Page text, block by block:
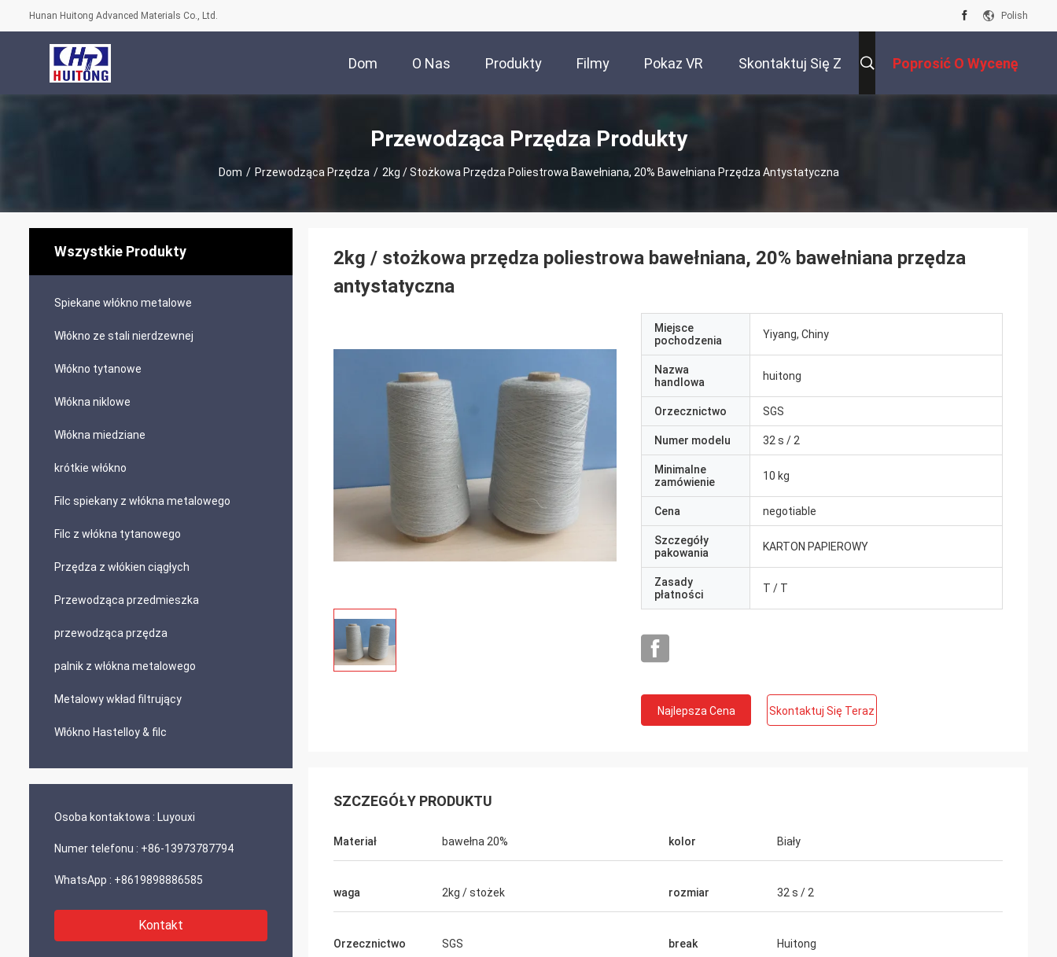
Hunan Huitong Advanced Materials Co., Ltd. Polish
Dom O Nas Produkty Filmy Pokaz VR Skontaktuj Się Z Poprosić O Wycenę
Przewodząca Przędza Produkty
Dom / Przewodząca Przędza / 2kg / Stożkowa Przędza Poliestrowa Bawełniana, 20% Bawełniana Przędza Antystatyczna
Wszystkie Produkty
Spiekane włókno metalowe
Włókno ze stali nierdzewnej
Włókno tytanowe
Włókna niklowe
Włókna miedziane
krótkie włókno
Filc spiekany z włókna metalowego
Filc z włókna tytanowego
Przędza z włókien ciągłych
Przewodząca przedmieszka
przewodząca przędza
palnik z włókna metalowego
Metalowy wkład filtrujący
Włókno Hastelloy & filc
Osoba kontaktowa : Luyouxi
Numer telefonu : +86-13973787794
WhatsApp : +8619898886585
Kontakt
2kg / stożkowa przędza poliestrowa bawełniana, 20% bawełniana przędza
antystatyczna
Miejsce
pochodzenia
Yiyang, Chiny
Nazwa
handlowa
huitong
Orzecznictwo SGS
Numer modelu 32 s / 2
Minimalne
zamówienie
10 kg
Cena negotiable
Szczegóły
pakowania
KARTON PAPIEROWY
Zasady
płatności
T / T
Najlepsza Cena Skontaktuj Się Teraz
SZCZEGÓŁY PRODUKTU
Materiał bawełna 20% kolor Biały
waga 2kg / stożek rozmiar 32 s / 2
Orzecznictwo SGS break Huitong